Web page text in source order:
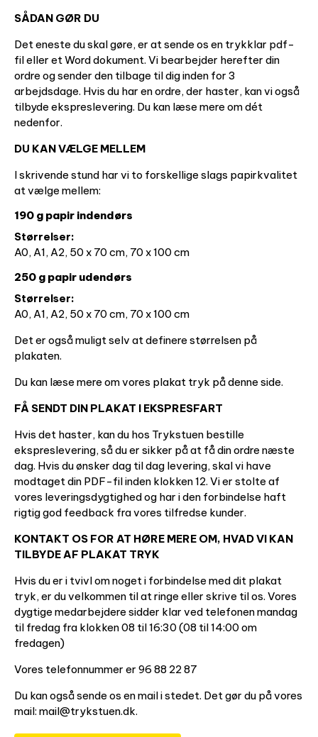
SÅDAN GØR DU
Det eneste du skal gøre, er at sende os en trykklar pdf-
fil eller et Word dokument. Vi bearbejder herefter din
ordre og sender den tilbage til dig inden for 3
arbejdsdage. Hvis du har en ordre, der haster, kan vi også
tilbyde ekspreslevering. Du kan læse mere om dét
nedenfor.
DU KAN VÆLGE MELLEM
I skrivende stund har vi to forskellige slags papirkvalitet
at vælge mellem:
190 g papir indendørs
Størrelser:
A0, A1, A2, 50 x 70 cm, 70 x 100 cm
250 g papir udendørs
Størrelser:
A0, A1, A2, 50 x 70 cm, 70 x 100 cm
Det er også muligt selv at definere størrelsen på
plakaten.
Du kan læse mere om vores plakat tryk på denne side.
FÅ SENDT DIN PLAKAT I EKSPRESFART
Hvis det haster, kan du hos Trykstuen bestille
ekspreslevering, så du er sikker på at få din ordre næste
dag. Hvis du ønsker dag til dag levering, skal vi have
modtaget din PDF-fil inden klokken 12. Vi er stolte af
vores leveringsdygtighed og har i den forbindelse haft
rigtig god feedback fra vores tilfredse kunder.
KONTAKT OS FOR AT HØRE MERE OM, HVAD VI KAN
TILBYDE AF PLAKAT TRYK
Hvis du er i tvivl om noget i forbindelse med dit plakat
tryk, er du velkommen til at ringe eller skrive til os. Vores
dygtige medarbejdere sidder klar ved telefonen mandag
til fredag fra klokken 08 til 16:30 (08 til 14:00 om
fredagen)
Vores telefonnummer er 96 88 22 87
Du kan også sende os en mail i stedet. Det gør du på vores
mail: mail@trykstuen.dk.